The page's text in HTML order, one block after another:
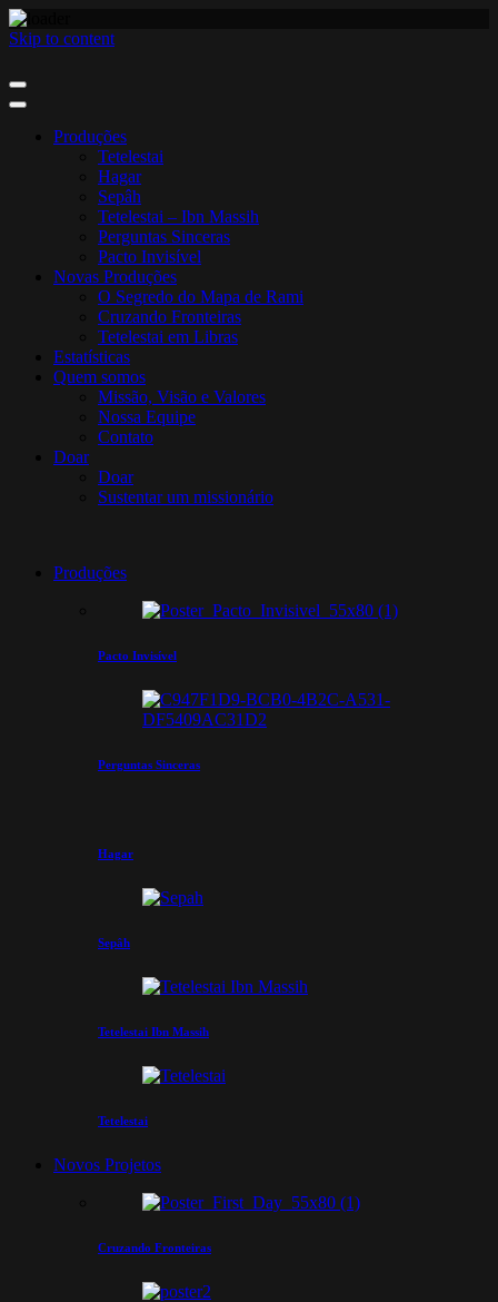
Skip to content
Produções
Tetelestai
Hagar
Sepâh
Tetelestai – Ibn Massih
Perguntas Sinceras
Pacto Invisível
Novas Produções
O Segredo do Mapa de Rami
Cruzando Fronteiras
Tetelestai em Libras
Estatísticas
Quem somos
Missão, Visão e Valores
Nossa Equipe
Contato
Doar
Doar
Sustentar um missionário
Produções
Pacto Invisível
Perguntas Sinceras
Hagar
Sepâh
Tetelestai Ibn Massih
Tetelestai
Novos Projetos
Cruzando Fronteiras